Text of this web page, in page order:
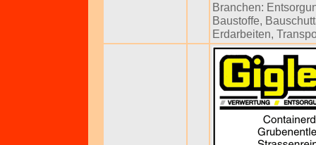
Branchen:
Baustoffe,
Erdarbeiten,